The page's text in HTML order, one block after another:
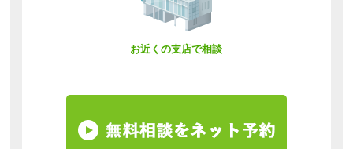
お近くの支店で相談